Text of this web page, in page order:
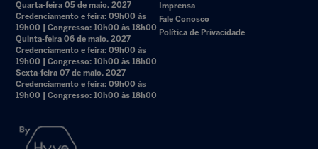
Quarta-feira 05 de maio, 2027
Credenciamento e feira: 09h00 às
19h00 | Congresso: 10h00 às 18h00
Quinta-feira 06 de maio, 2027
Credenciamento e feira: 09h00 às
19h00 | Congresso: 10h00 às 18h00
Sexta-feira 07 de maio, 2027
Credenciamento e feira: 09h00 às
19h00 | Congresso: 10h00 às 18h00
Imprensa
Fale Conosco
Política de Privacidade